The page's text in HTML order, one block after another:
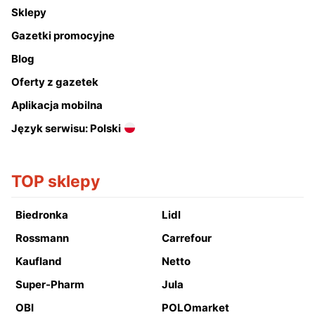
Sklepy
Gazetki promocyjne
Blog
Oferty z gazetek
Aplikacja mobilna
Język serwisu: Polski
TOP sklepy
Biedronka
Lidl
Rossmann
Carrefour
Kaufland
Netto
Super-Pharm
Jula
OBI
POLOmarket